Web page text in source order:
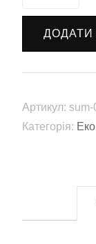
"Кавунчики"
кількість
ДОДАТИ
Артикул: sum-
Категорія: